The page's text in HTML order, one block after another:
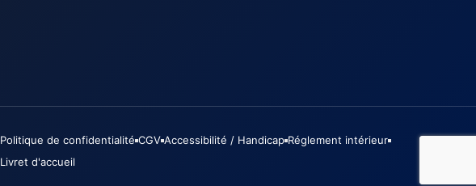
Politique de confidentialité CGV Accessibilité / Handicap Réglement intérieur
Livret d'accueil